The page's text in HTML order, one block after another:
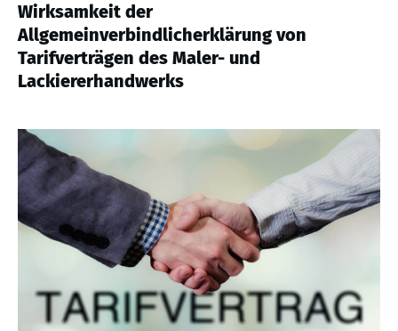
Wirksamkeit der
Allgemeinverbindlicherklärung von
Tarifverträgen des Maler- und
Lackiererhandwerks